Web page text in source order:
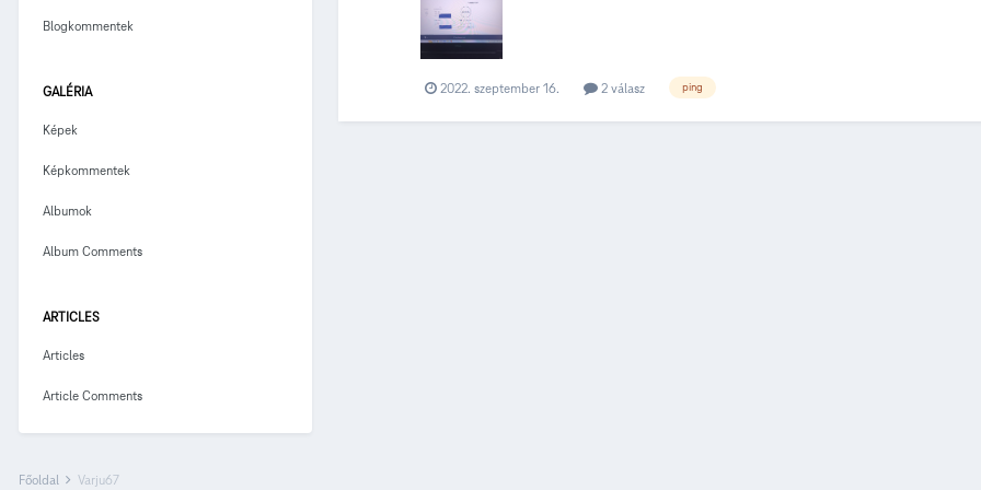
Blogkommentek
GALÉRIA
Képek
Képkommentek
Albumok
Album Comments
ARTICLES
Articles
Article Comments
2022. szeptember 16. 2 válasz ping
Főoldal Varju67